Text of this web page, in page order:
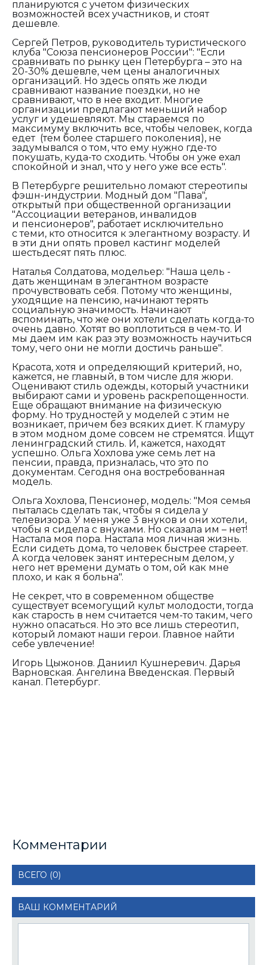
планируются с учетом физических
возможностей всех участников, и стоят
дешевле.
Сергей Петров, руководитель туристического
клуба "Союза пенсионеров России": "Если
сравнивать по рынку цен Петербурга – это на
20-30% дешевле, чем цены аналогичных
организаций. Но здесь опять же люди
сравнивают название поездки, но не
сравнивают, что в нее входит. Многие
организации предлагают меньший набор
услуг и удешевляют. Мы стараемся по
максимуму включить все, чтобы человек, когда
едет (тем более старшего поколения), не
задумывался о том, что ему нужно где-то
покушать, куда-то сходить. Чтобы он уже ехал
спокойной и знал, что у него уже все есть".
В Петербурге решительно ломают стереотипы
фэшн-индустрии. Модный дом "Пава",
открытый при общественной организации
"Ассоциации ветеранов, инвалидов
и пенсионеров", работает исключительно
с теми, кто относится к элегантному возрасту. И
в эти дни опять провел кастинг моделей
шестьдесят пять плюс.
Наталья Солдатова, модельер: "Наша цель -
дать женщинам в элегантном возрасте
прочувствовать себя. Потому что женщины,
уходящие на пенсию, начинают терять
социальную значимость. Начинают
вспоминать, что же они хотели сделать когда-то
очень давно. Хотят во воплотиться в чем-то. И
мы даем им как раз эту возможность научиться
тому, чего они не могли достичь раньше".
Красота, хотя и определяющий критерий, но,
кажется, не главный, в том числе для жюри.
Оценивают стиль одежды, который участники
выбирают сами и уровень раскрепощенности.
Еще обращают внимание на физическую
форму. Но трудностей у моделей с этим не
возникает, причем без всяких диет. К гламуру
в этом модном доме совсем не стремятся. Ищут
ленинградский стиль. И, кажется, находят
успешно. Ольга Хохлова уже семь лет на
пенсии, правда, призналась, что это по
документам. Сегодня она востребованная
модель.
Ольга Хохлова, Пенсионер, модель: "Моя семья
пыталась сделать так, чтобы я сидела у
телевизора. У меня уже 3 внуков и они хотели,
чтобы я сидела с внуками. Но сказала им – нет!
Настала моя пора. Настала моя личная жизнь.
Если сидеть дома, то человек быстрее стареет.
А когда человек занят интересным делом, у
него нет времени думать о том, ой как мне
плохо, и как я больна".
Не секрет, что в современном обществе
существует всемогущий культ молодости, тогда
как старость в нем считается чем-то таким, чего
нужно опасаться. Но это все лишь стереотип,
который ломают наши герои. Главное найти
себе увлечение!
Игорь Цыжонов. Даниил Кушнеревич. Дарья
Варновская. Ангелина Введенская. Первый
канал. Петербург.
Комментарии
ВСЕГО (0)
ВАШ КОММЕНТАРИЙ